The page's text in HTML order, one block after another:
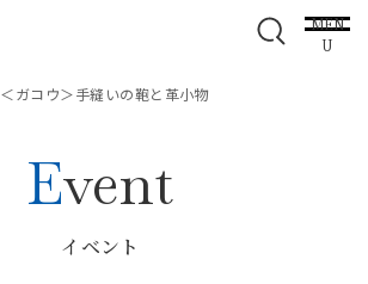
MEN
U
＜ガコウ＞手縫いの鞄と革小物
Event
イベント